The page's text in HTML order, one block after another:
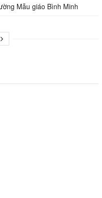
Mẫu giáo Bình Minh